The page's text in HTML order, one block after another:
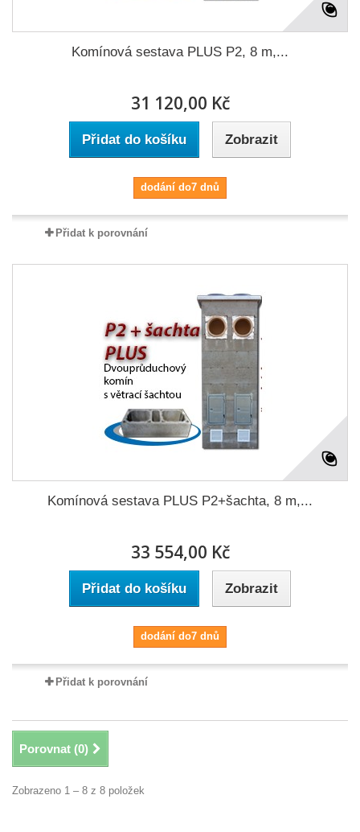
Komínová sestava PLUS P2, 8 m,...
31 120,00 Kč
Přidat do košíku Zobrazit
dodání do7 dnů
Přidat k porovnání
Komínová sestava PLUS P2+šachta, 8 m,...
33 554,00 Kč
Přidat do košíku Zobrazit
dodání do7 dnů
Přidat k porovnání
Porovnat (0)
Zobrazeno 1 – 8 z 8 položek